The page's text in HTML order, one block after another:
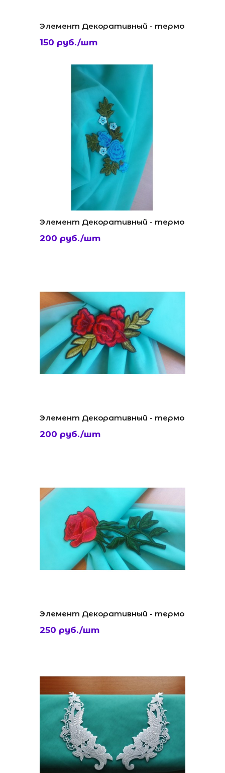
Элемент Декоративный - термо
150 руб./шт
Элемент Декоративный - термо
200 руб./шт
Элемент Декоративный - термо
200 руб./шт
Элемент Декоративный - термо
250 руб./шт